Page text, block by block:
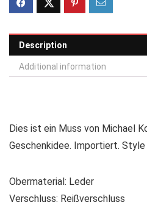
Description
Additional information
Dies ist ein Muss von Michael
Geschenkidee. Importiert. Style
Obermaterial: Leder
Verschluss: Reißverschluss